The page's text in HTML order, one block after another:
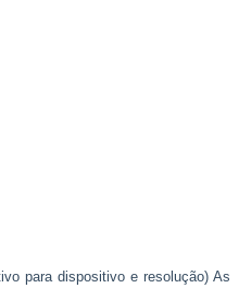
para dispositivo e resolução) As